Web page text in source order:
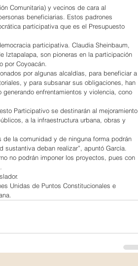
Comunitaria) y vecinos de cara al
beneficiarias. Estos padrones
participativa que es el Presupuesto
participativa. Claudia Sheinbaum,
Iztapalapa, son pioneras en la participación
por Coyoacán.
por algunas alcaldías, para beneficiar a
y para subsanar sus obligaciones, han
enfrentamientos y violencia, cono
Participativo se destinarán al mejoramiento
a la infraestructura urbana, obras y
de la comunidad y de ninguna forma podrán
deban realizar”, apuntó García.
no podrán imponer los proyectos, pues con
Unidas de Puntos Constitucionales e